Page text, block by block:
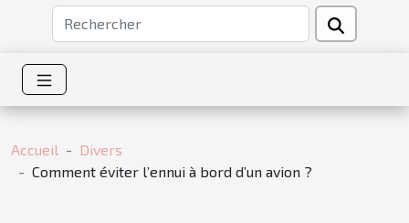
Accueil
Divers
Comment éviter l’ennui à bord d’un avion ?